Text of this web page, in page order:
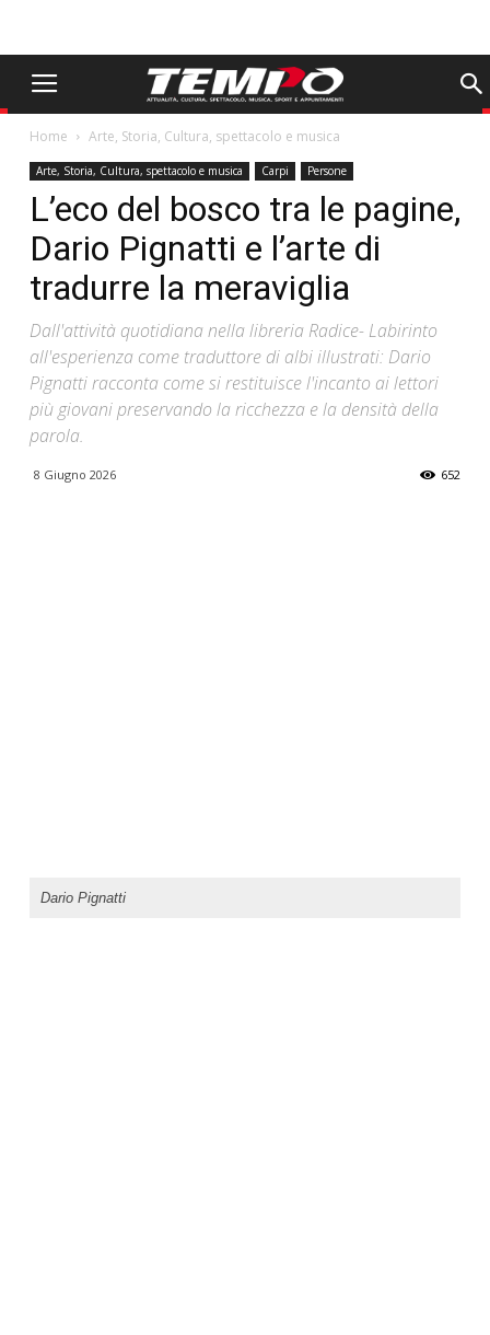
Home Arte, Storia, Cultura, spettacolo e musica
Arte, Storia, Cultura, spettacolo e musica Carpi Persone
L’eco del bosco tra le pagine,
Dario Pignatti e l’arte di
tradurre la meraviglia
Dall'attività quotidiana nella libreria Radice- Labirinto
all'esperienza come traduttore di albi illustrati: Dario
Pignatti racconta come si restituisce l'incanto ai lettori
più giovani preservando la ricchezza e la densità della
parola.
8 Giugno 2026 652
Dario Pignatti